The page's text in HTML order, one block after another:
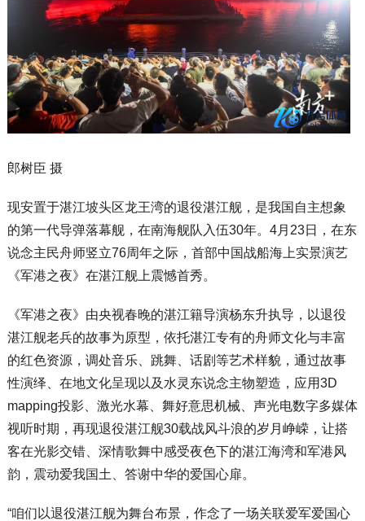
郎树臣 摄
现安置于湛江坡头区龙王湾的退役湛江舰，是我国自主想象
的第一代导弹落幕舰，在南海舰队入伍30年。4月23日，在东
说念主民舟师竖立76周年之际，首部中国战船海上实景演艺
《军港之夜》在湛江舰上震憾首秀。
《军港之夜》由央视春晚的湛江籍导演杨东升执导，以退役
湛江舰老兵的故事为原型，依托湛江专有的舟师文化与丰富
的红色资源，调处音乐、跳舞、话剧等艺术样貌，通过故事
性演绎、在地文化呈现以及水灵东说念主物塑造，应用3D
mapping投影、激光水幕、舞好意思机械、声光电数字多媒体
视听时期，再现退役湛江舰30载战风斗浪的岁月峥嵘，让搭
客在光影交错、深情歌舞中感受夜色下的湛江海湾和军港风
韵，震动爱我国土、答谢中华的爱国心扉。
“咱们以退役湛江舰为舞台布景，作念了一场关联爱军爱国心